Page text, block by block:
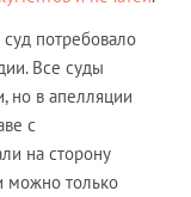
потребовало
Все суды
но в апелляции
с
на сторону
можно только